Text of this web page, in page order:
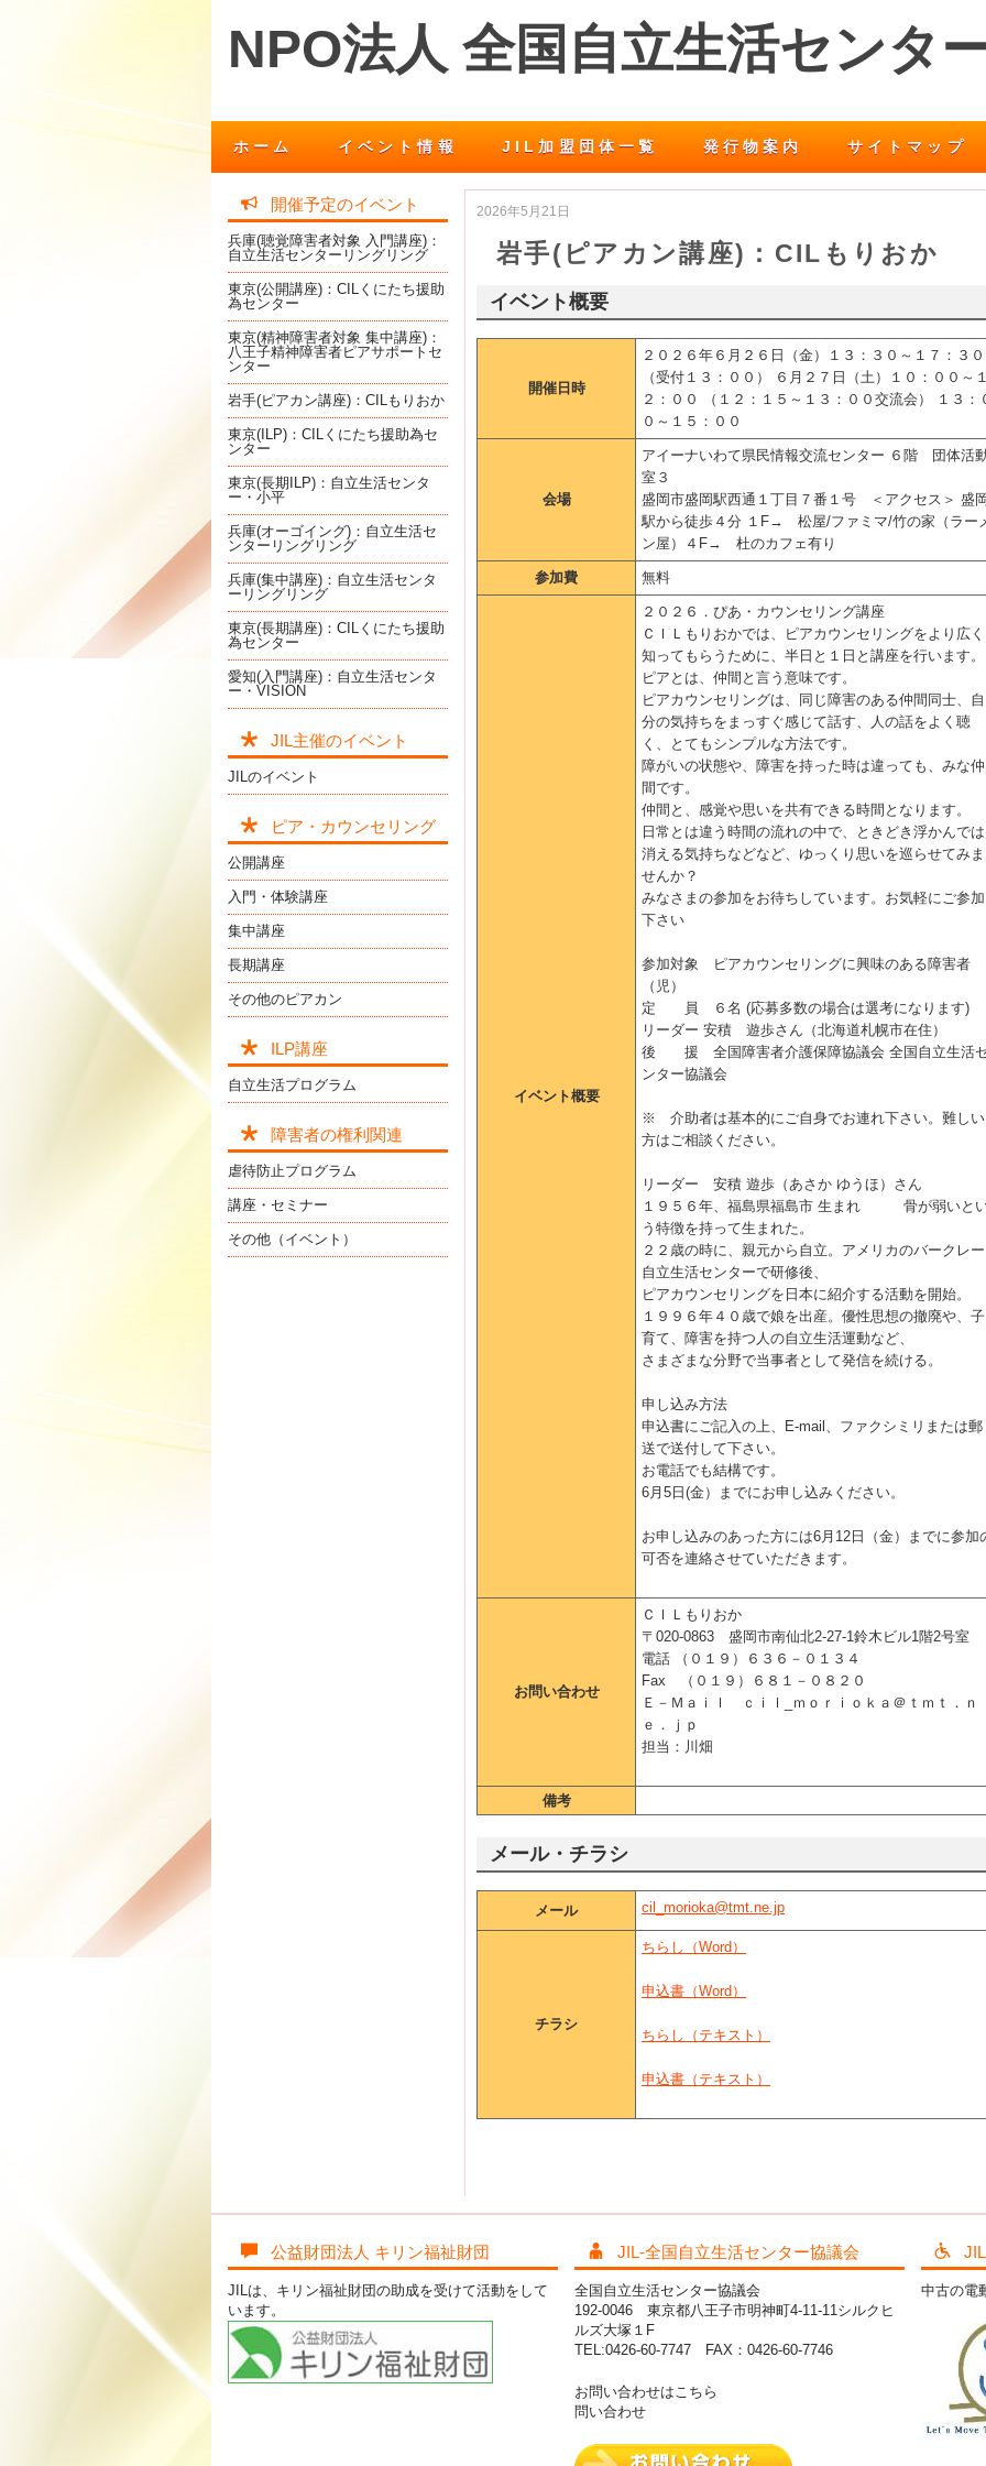
NPO法人 全国自立生活センタ
ホーム イベント情報 JIL加盟団体一覧 発行物案内 サイトマップ
2026年5月21日
岩手(ピアカン講座)：CILもりおか
イベント概要
開催日時
２０２６年６月２６日（金）１３：３０～１７：３０
（受付１３：００） ６月２７日（土）１０：００～
２：００ （１２：１５～１３：００交流会） １３：
０～１５：００
会場
アイーナいわて県民情報交流センター ６階 団体活
室３
盛岡市盛岡駅西通１丁目７番１号 ＜アクセス＞ 盛
駅から徒歩４分 １F→ 松屋/ファミマ/竹の家（ラー
ン屋）４F→ 杜のカフェ有り
参加費 無料
イベント概要
２０２６．ぴあ・カウンセリング講座
ＣＩＬもりおかでは、ピアカウンセリングをより広く
知ってもらうために、半日と１日と講座を行います。
ピアとは、仲間と言う意味です。
ピアカウンセリングは、同じ障害のある仲間同士、自
分の気持ちをまっすぐ感じて話す、人の話をよく聴
く、とてもシンプルな方法です。
障がいの状態や、障害を持った時は違っても、みな仲
間です。
仲間と、感覚や思いを共有できる時間となります。
日常とは違う時間の流れの中で、ときどき浮かんでは
消える気持ちなどなど、ゆっくり思いを巡らせてみま
せんか？
みなさまの参加をお待ちしています。お気軽にご参加
下さい
参加対象 ピアカウンセリングに興味のある障害者
（児）
定 員 ６名 (応募多数の場合は選考になります)
リーダー 安積 遊歩さん（北海道札幌市在住）
後 援 全国障害者介護保障協議会 全国自立生活
ンター協議会
※ 介助者は基本的にご自身でお連れ下さい。難しい
方はご相談ください。
リーダー 安積 遊歩（あさか ゆうほ）さん
１９５６年、福島県福島市 生まれ 骨が弱いと
う特徴を持って生まれた。
２２歳の時に、親元から自立。アメリカのバークレー
自立生活センターで研修後、
ピアカウンセリングを日本に紹介する活動を開始。
１９９６年４０歳で娘を出産。優性思想の撤廃や、子
育て、障害を持つ人の自立生活運動など、
さまざまな分野で当事者として発信を続ける。
申し込み方法
申込書にご記入の上、E-mail、ファクシミリまたは郵
送で送付して下さい。
お電話でも結構です。
6月5日(金）までにお申し込みください。
お申し込みのあった方には6月12日（金）までに参加
可否を連絡させていただきます。
お問い合わせ
ＣＩＬもりおか
〒020-0863 盛岡市南仙北2-27-1鈴木ビル1階2号室
電話 （０１９）６３６－０１３４
Fax （０１９）６８１－０８２０
Ｅ－Ｍａｉｌ ｃｉｌ_ｍｏｒｉｏｋａ＠ｔｍｔ．ｎ
ｅ．ｊｐ
担当：川畑
備考
メール・チラシ
メール cil_morioka@tmt.ne.jp
チラシ
ちらし（Word）
申込書（Word）
ちらし（テキスト）
申込書（テキスト）
開催予定のイベント
兵庫(聴覚障害者対象 入門講座)：
自立生活センターリングリング
東京(公開講座)：CILくにたち援助
為センター
東京(精神障害者対象 集中講座)：
八王子精神障害者ピアサポートセ
ンター
岩手(ピアカン講座)：CILもりおか
東京(ILP)：CILくにたち援助為セ
ンター
東京(長期ILP)：自立生活センタ
ー・小平
兵庫(オーゴイング)：自立生活セ
ンターリングリング
兵庫(集中講座)：自立生活センタ
ーリングリング
東京(長期講座)：CILくにたち援助
為センター
愛知(入門講座)：自立生活センタ
ー・VISION
JIL主催のイベント
JILのイベント
ピア・カウンセリング
公開講座
入門・体験講座
集中講座
長期講座
その他のピアカン
ILP講座
自立生活プログラム
障害者の権利関連
虐待防止プログラム
講座・セミナー
その他（イベント）
公益財団法人 キリン福祉財団
JILは、キリン福祉財団の助成を受けて活動をして
います。
JIL-全国自立生活センター協議会
全国自立生活センター協議会
192-0046 東京都八王子市明神町4-11-11シルクヒ
ルズ大塚１F
TEL:0426-60-7747 FAX：0426-60-7746
お問い合わせはこちら
問い合わせ
中古の電